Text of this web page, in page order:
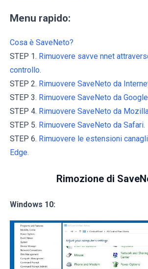
Menu rapido:
Cosa è SaveNeto?
STEP 1. Rimuovere savve nnet
controllo.
STEP 2. Rimuovere SaveNeto da
STEP 3. Rimuovere SaveNeto da
STEP 4. Rimuovere SaveNeto da
STEP 5. Rimuovere SaveNeto da Safari.
STEP 6. Rimuovere le estensioni
Edge.
Rimozione di
Windows 10: